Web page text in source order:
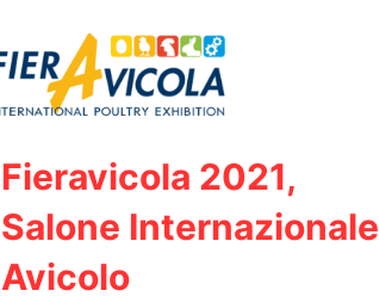
Fieravicola 2021,
Salone Internazionale
Avicolo